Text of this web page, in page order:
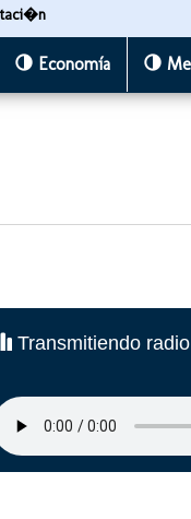
Economía
Transmitiendo radio